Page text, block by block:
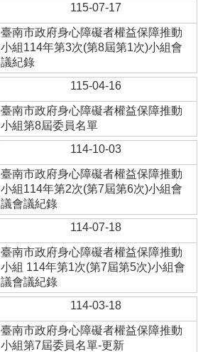
115-07-17
臺南市政府身心障礙者權益保障推動
小組114年第3次(第8屆第1次)小組會
議紀錄
115-04-16
臺南市政府身心障礙者權益保障推動
小組第8屆委員名單
114-10-03
臺南市政府身心障礙者權益保障推動
小組114年第2次(第7屆第6次)小組會
議會議紀錄
114-07-18
臺南市政府身心障礙者權益保障推動
小組 114年第1次(第7屆第5次)小組會
議會議紀錄
114-03-18
臺南市政府身心障礙者權益保障推動
小組第7屆委員名單-更新